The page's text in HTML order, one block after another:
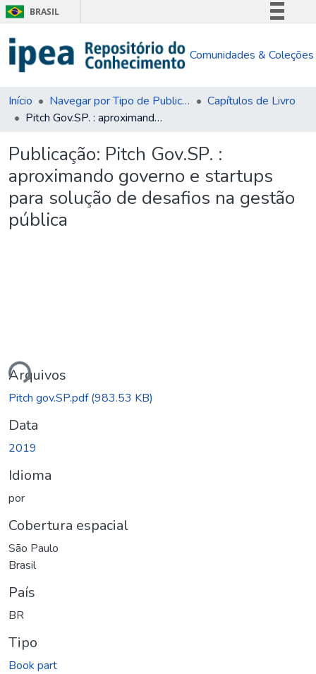
BRASIL
Comunica BR
Acesso à informação
Comunidades & Coleções
Início Navegar por Tipo de Publicação
Capítulos de Livro
Pitch Gov.SP. : aproximando governo e startups para solução de desafios na gestão pública
Publicação: Pitch Gov.SP. :
aproximando governo e startups
para solução de desafios na gestão
pública
Arquivos
Pitch gov.SP.pdf(983.53 KB)
Data
2019
Idioma
por
Cobertura espacial
São Paulo
Brasil
País
BR
Tipo
Book part